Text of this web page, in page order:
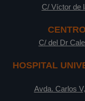
C/ Víctor de
C/ del Dr
HOSPITAL
Avda. Carlos